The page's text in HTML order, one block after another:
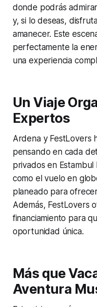
donde podrás
y, si lo deseas,
amanecer. Este
perfectamente la
una experiencia
Un Viaje
Expertos
Ardena y FestLovers
pensando en cada
privados en Estambul
como el vuelo en
planeado para
Además, FestLovers
financiamiento para
oportunidad única.
Más que
Aventura